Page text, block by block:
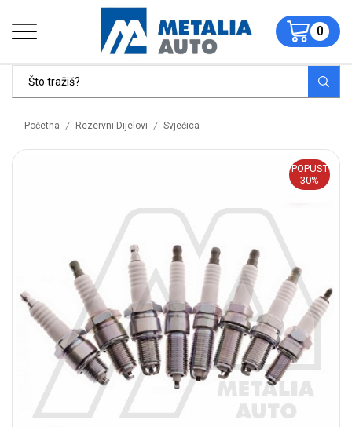
0
Početna / Rezervni Dijelovi / Svjećica
POPUST
30%